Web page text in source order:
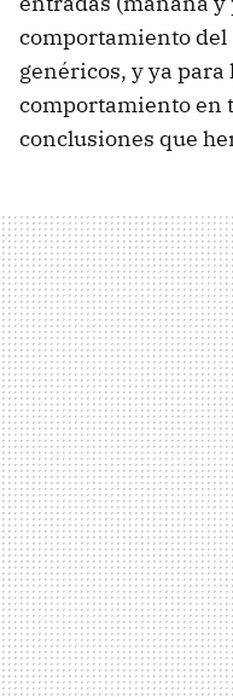
comportamiento
genéricos, y ya
comportamiento en
conclusiones que